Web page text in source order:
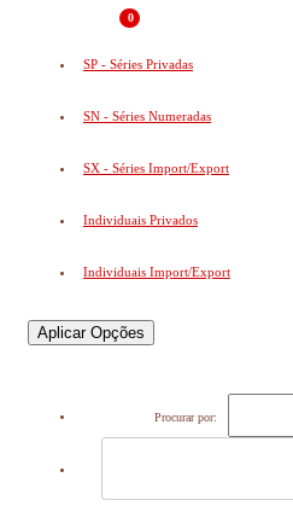
0
SP - Séries Privadas
SN - Séries Numeradas
SX - Séries Import/Export
Individuais Privados
Individuais Import/Export
Aplicar Opções
Procurar por: